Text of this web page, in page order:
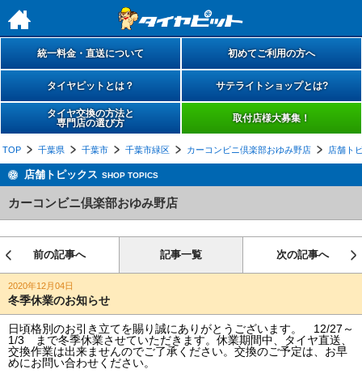
h
統一料金・直送について 初めてご利用の方へ
タイヤピットとは？ サテライトショップとは?
タイヤ交換の方法と
専門店の選び方
取付店様大募集！
TOP 千葉県 千葉市 千葉市緑区 カーコンビニ倶楽部おゆみ野店 店舗ト
店舗トピックス SHOP TOPICS
カーコンビニ倶楽部おゆみ野店
前の記事へ 記事一覧 次の記事へ
2020年12月04日
冬季休業のお知らせ
日頃格別のお引き立てを賜り誠にありがとうございます。 12/27～
1/3 まで冬季休業させていただきます。休業期間中、タイヤ直送、
交換作業は出来ませんのでご了承ください。交換のご予定は、お早
めにお問い合わせください。